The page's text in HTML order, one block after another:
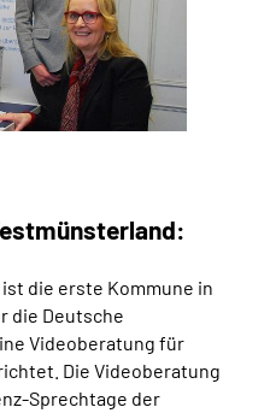
die erste Kommune in
die Deutsche
Videoberatung für
Die Videoberatung
Sprechtage der